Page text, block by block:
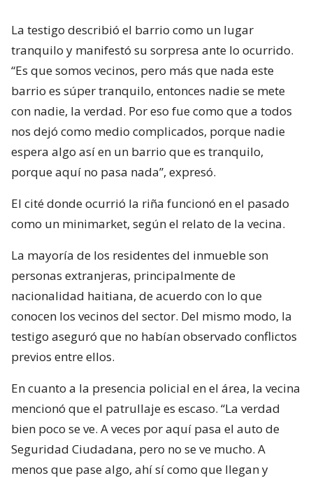
La testigo describió el barrio como un lugar
tranquilo y manifestó su sorpresa ante lo ocurrido.
“Es que somos vecinos, pero más que nada este
barrio es súper tranquilo, entonces nadie se mete
con nadie, la verdad. Por eso fue como que a todos
nos dejó como medio complicados, porque nadie
espera algo así en un barrio que es tranquilo,
porque aquí no pasa nada”, expresó.
El cité donde ocurrió la riña funcionó en el pasado
como un minimarket, según el relato de la vecina.
La mayoría de los residentes del inmueble son
personas extranjeras, principalmente de
nacionalidad haitiana, de acuerdo con lo que
conocen los vecinos del sector. Del mismo modo, la
testigo aseguró que no habían observado conflictos
previos entre ellos.
En cuanto a la presencia policial en el área, la vecina
mencionó que el patrullaje es escaso. “La verdad
bien poco se ve. A veces por aquí pasa el auto de
Seguridad Ciudadana, pero no se ve mucho. A
menos que pase algo, ahí sí como que llegan y